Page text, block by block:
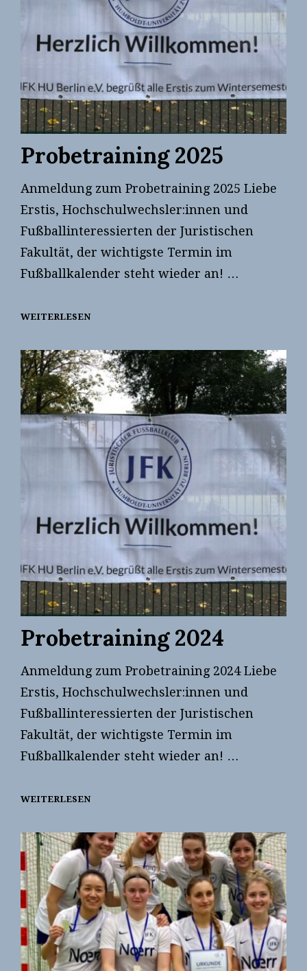
Probetraining 2025
Anmeldung zum Probetraining 2025 Liebe
Erstis, Hochschulwechsler:innen und
Fußballinteressierten der Juristischen
Fakultät, der wichtigste Termin im
Fußballkalender steht wieder an! …
WEITERLESENPROBETRAINING
Probetraining 2024
Anmeldung zum Probetraining 2024 Liebe
Erstis, Hochschulwechsler:innen und
Fußballinteressierten der Juristischen
Fakultät, der wichtigste Termin im
Fußballkalender steht wieder an! …
WEITERLESENPROBETRAINING